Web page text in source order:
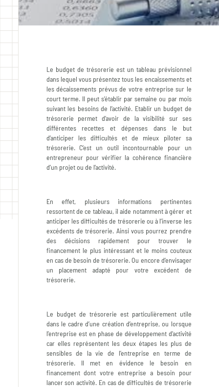
ARIANE COMPTA
Le cabinet
Contact
Facebook
LinkedIn
Le budget de trésorerie est un tableau prévisionnel
dans lequel vous présentez tous les encaissements et
les décaissements prévus de votre entreprise sur le
court terme. Il peut s’établir par semaine ou par mois
suivant les besoins de l’activité. Etablir un budget de
trésorerie permet d’avoir de la visibilité sur ses
différentes recettes et dépenses dans le but
d’anticiper les difficultés et de mieux piloter sa
trésorerie. C’est un outil incontournable pour un
entrepreneur pour vérifier la cohérence financière
d’un projet ou de l’activité.
En effet, plusieurs informations pertinentes
ressortent de ce tableau, il aide notamment à gérer et
anticiper les difficultés de trésorerie ou à l’inverse les
excédents de trésorerie. Ainsi vous pourrez prendre
des décisions rapidement pour trouver le
financement le plus intéressant et le moins couteux
en cas de besoin de trésorerie. Ou encore d’envisager
un placement adapté pour votre excédent de
trésorerie.
Le budget de trésorerie est particulièrement utile
dans le cadre d’une création d’entreprise, ou lorsque
l’entreprise est en phase de développement d’activité
car elles représentent les deux étapes les plus de
sensibles de la vie de l’entreprise en terme de
trésorerie. Il met en évidence le besoin en
financement dont votre entreprise a besoin pour
lancer son activité. En cas de difficultés de trésorerie